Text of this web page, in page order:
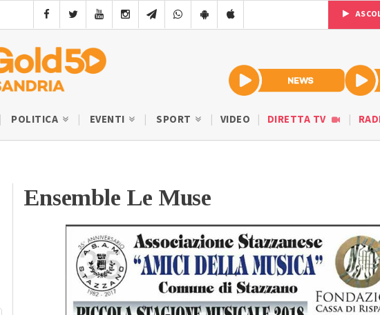
POLITICA EVENTI SPORT VIDEO DIRETTA TV
Ensemble Le Muse